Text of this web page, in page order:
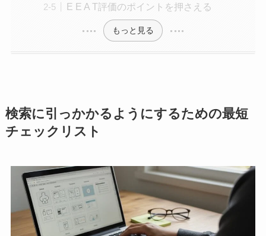
E E A T評価のポイントを押さえる
もっと見る
検索に引っかかるようにするための最短
チェックリスト